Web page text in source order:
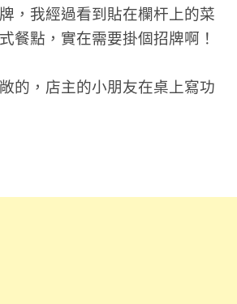
，我經過看到貼在欄杆上的菜
餐點，實在需要掛個招牌啊！
的，店主的小朋友在桌上寫功